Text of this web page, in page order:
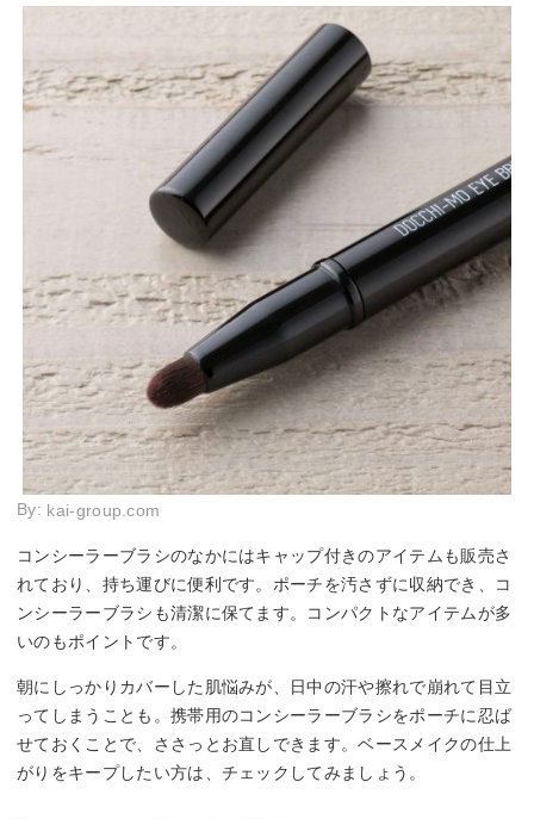
By: kai-group.com
コンシーラーブラシのなかにはキャップ付きのアイテムも販売さ
れており、持ち運びに便利です。ポーチを汚さずに収納でき、コ
ンシーラーブラシも清潔に保てます。コンパクトなアイテムが多
いのもポイントです。
朝にしっかりカバーした肌悩みが、日中の汗や擦れで崩れて目立
ってしまうことも。携帯用のコンシーラーブラシをポーチに忍ば
せておくことで、ささっとお直しできます。ベースメイクの仕上
がりをキープしたい方は、チェックしてみましょう。